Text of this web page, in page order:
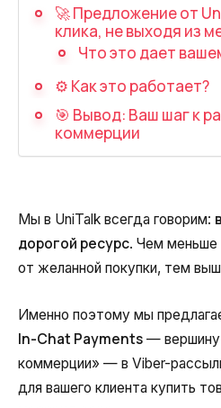
Запись телефонных
Речевая аналитика
UniTalk Contact Center
SIP-телефония
Автоматизация
Автоматическая система
распределения звонков
UniTalk Chat
Автообзвон
🚀 Предложение от
клика, не выходя из
Что это дает
⚙️ Как это работает?
🎯 Вывод: Ваш шаг к
коммерции
Мы в UniTalk всегда говорим:
дорогой ресурс. Чем меньше
от желанной покупки, тем
Именно поэтому мы
In-Chat Payments — вершину
коммерции» — в Viber-
для вашего клиента купить